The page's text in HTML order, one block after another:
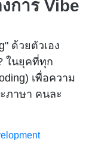
การ Vibe
ด้วยตัวเอง
ในยุคที่ทุก
เพื่อความ
ภาษา คนละ